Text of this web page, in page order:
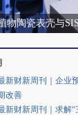
物陶瓷表壳与
新财新周刊｜企业
改善
新财新周刊｜求解“